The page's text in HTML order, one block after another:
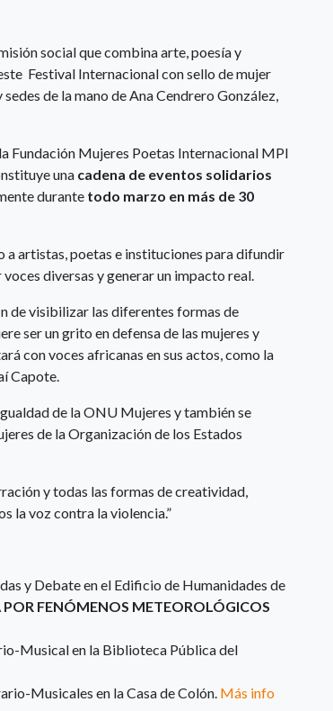
social que combina arte, poesía y
Festival Internacional con sello de mujer
de la mano de Ana Cendrero González,
Fundación Mujeres Poetas Internacional MPI
una cadena de eventos solidarios
durante todo marzo en más de 30
a artistas, poetas e instituciones para difundir
diversas y generar un impacto real.
de visibilizar las diferentes formas de
ser un grito en defensa de las mujeres y
con voces africanas en sus actos, como la
Capote.
de la ONU Mujeres y también se
de la Organización de los Estados
y todas las formas de creatividad,
la voz contra la violencia.”
y Debate en el Edificio de Humanidades de
FENÓMENOS METEOROLÓGICOS
Musical en la Biblioteca Pública del
Musicales en la Casa de Colón. Más info